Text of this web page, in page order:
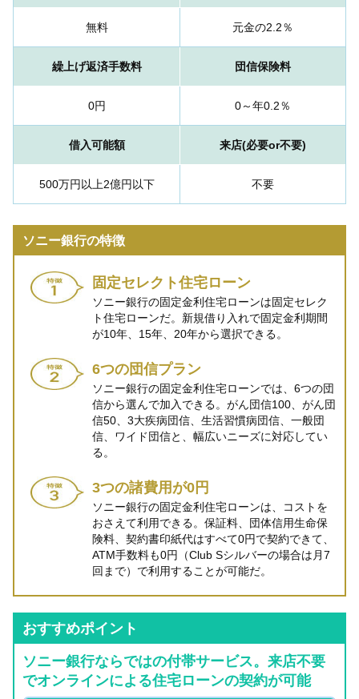
無料 元金の2.2％
繰上げ返済手数料 団信保険料
0円 0～年0.2％
借入可能額 来店(必要or不要)
500万円以上2億円以下 不要
ソニー銀行の特徴
固定セレクト住宅ローン
ソニー銀行の固定金利住宅ローンは固定セレク
ト住宅ローンだ。新規借り入れで固定金利期間
が10年、15年、20年から選択できる。
6つの団信プラン
ソニー銀行の固定金利住宅ローンでは、6つの団
信から選んで加入できる。がん団信100、がん団
信50、3大疾病団信、生活習慣病団信、一般団
信、ワイド団信と、幅広いニーズに対応してい
る。
3つの諸費用が0円
ソニー銀行の固定金利住宅ローンは、コストを
おさえて利用できる。保証料、団体信用生命保
険料、契約書印紙代はすべて0円で契約できて、
ATM手数料も0円（Club Sシルバーの場合は月7
回まで）で利用することが可能だ。
おすすめポイント
ソニー銀行ならではの付帯サービス。来店不要
でオンラインによる住宅ローンの契約が可能